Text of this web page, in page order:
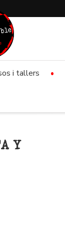
i tallers
Y